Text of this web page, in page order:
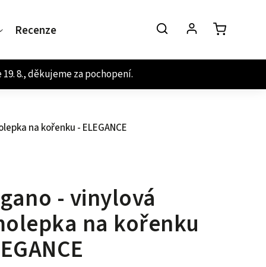
Recenze
na kořenku - ELEGANCE
- vinylová
na kořenku